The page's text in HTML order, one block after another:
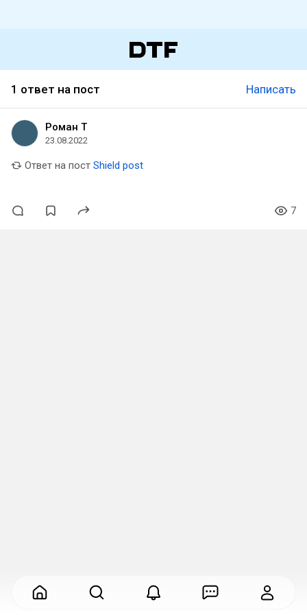
1 ответ на пост Написать
Роман Т
23.08.2022
Ответ на пост Shield post
7